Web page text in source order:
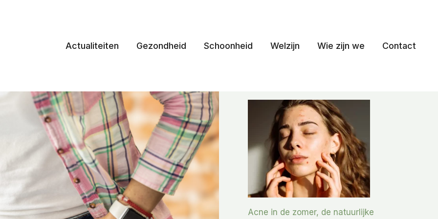
Actualiteiten Gezondheid Schoonheid Welzijn Wie zijn we Contact
Acne in de zomer, de natuurlijke